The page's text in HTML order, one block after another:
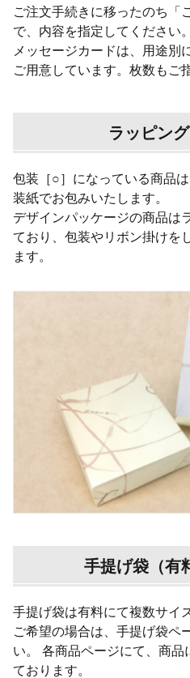
ご注文手続きに移ったのち「
で、内容を指定してください。
メッセージカードは、用途別
ご用意しています。枚数もご
ラッピン
包装［○］になっている商品
装紙でお包みいたします。
デザインパッケージの商品は
ており、包装やリボン掛けを
ます。
手提げ袋（有
手提げ袋は有料にて複数サイ
ご希望の場合は、手提げ袋ペ
い。 各商品ページにて、商品
ております。